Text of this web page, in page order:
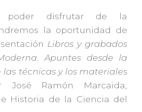
poder disfrutar de la
la oportunidad de
Libros y grabados
Apuntes desde la
las técnicas y los materiales
José Ramón Marcaida,
Historia de la Ciencia del